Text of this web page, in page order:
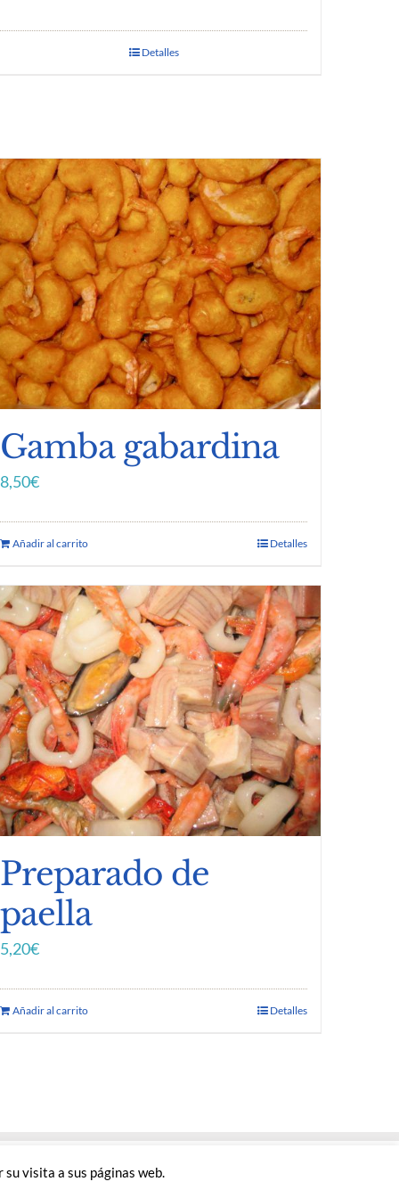
Detalles
Gamba gabardina
8,50€
Añadir al carrito Detalles
Preparado de
paella
5,20€
Añadir al carrito Detalles
visita a sus páginas web.